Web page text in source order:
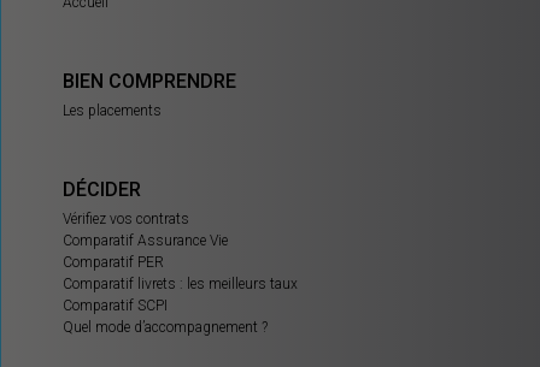
BIEN COMPRENDRE
Les placements
DÉCIDER
Vérifiez vos contrats
Comparatif Assurance Vie
Comparatif PER
Comparatif livrets : les meilleurs taux
Comparatif SCPI
Quel mode d’accompagnement ?